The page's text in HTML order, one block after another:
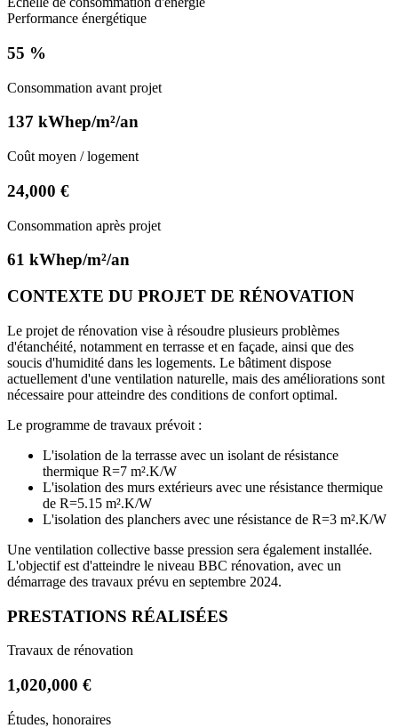
Performance énergétique
55 %
Consommation avant projet
137 kWhep/m²/an
Coût moyen / logement
24,000 €
Consommation après projet
61 kWhep/m²/an
CONTEXTE DU PROJET DE RÉNOVATION
Le projet de rénovation vise à résoudre plusieurs problèmes
d'étanchéité, notamment en terrasse et en façade, ainsi que des
soucis d'humidité dans les logements. Le bâtiment dispose
actuellement d'une ventilation naturelle, mais des améliorations sont
nécessaire pour atteindre des conditions de confort optimal.
Le programme de travaux prévoit :
L'isolation de la terrasse avec un isolant de résistance
thermique R=7 m².K/W
L'isolation des murs extérieurs avec une résistance thermique
de R=5.15 m².K/W
L'isolation des planchers avec une résistance de R=3 m².K/W
Une ventilation collective basse pression sera également installée.
L'objectif est d'atteindre le niveau BBC rénovation, avec un
démarrage des travaux prévu en septembre 2024.
PRESTATIONS RÉALISÉES
Travaux de rénovation
1,020,000 €
Études, honoraires